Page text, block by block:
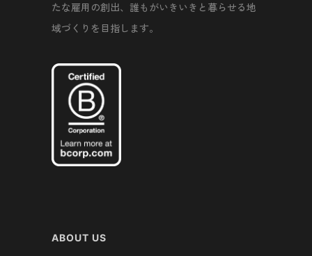
たな雇用の創出、誰もがいきいきと暮らせる地
域づくりを目指します。
ABOUT US